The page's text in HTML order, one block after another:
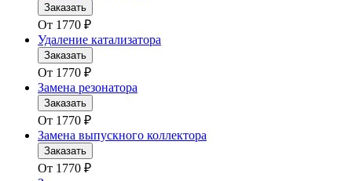
Заказать
От 1770 ₽
Удаление катализатора
Заказать
От 1770 ₽
Замена резонатора
Заказать
От 1770 ₽
Замена выпускного коллектора
Заказать
От 1770 ₽